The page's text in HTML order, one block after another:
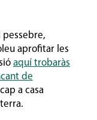
pessebre,
aprofitar les
aquí trobaràs
de
a casa